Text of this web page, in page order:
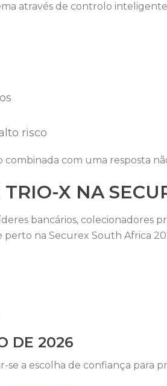
através de controlo
risco
com uma resposta
X NA
bancários, colecionadores
na Securex South Africa
DE 2026
se a escolha de confiança para